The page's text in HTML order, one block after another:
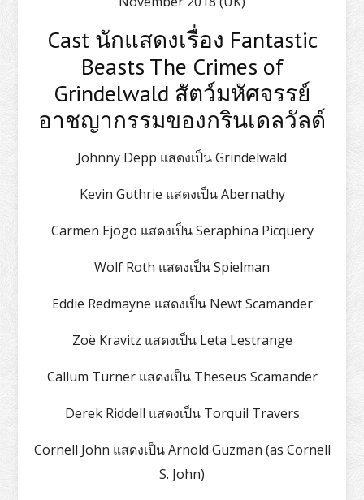
Cast นักแสดงเรื่อง Fantastic
Beasts The Crimes of
Grindelwald สัตว์มหัศจรรย์
อาชญากรรมของกรินเดลวัลด์
Johnny Depp แสดงเป็น Grindelwald
Kevin Guthrie แสดงเป็น Abernathy
Carmen Ejogo แสดงเป็น Seraphina Picquery
Wolf Roth แสดงเป็น Spielman
Eddie Redmayne แสดงเป็น Newt Scamander
Zoë Kravitz แสดงเป็น Leta Lestrange
Callum Turner แสดงเป็น Theseus Scamander
Derek Riddell แสดงเป็น Torquil Travers
Cornell John แสดงเป็น Arnold Guzman (as Cornell
S. John)